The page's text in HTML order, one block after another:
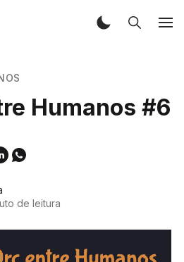
Humanos #6
de leitura